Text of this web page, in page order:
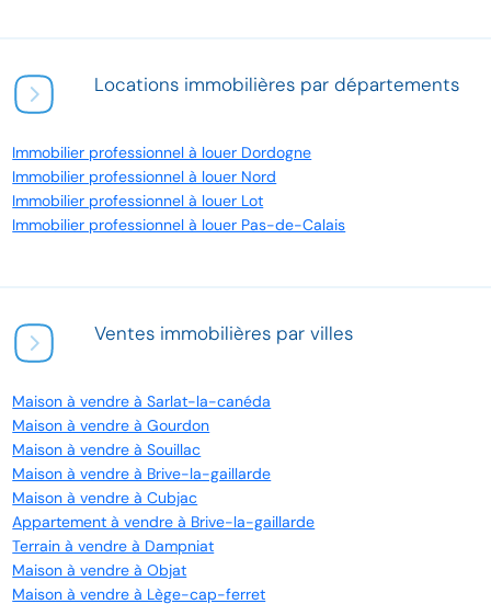
Locations immobilières par départements
Immobilier professionnel à louer Dordogne
Immobilier professionnel à louer Nord
Immobilier professionnel à louer Lot
Immobilier professionnel à louer Pas-de-Calais
Ventes immobilières par villes
Maison à vendre à Sarlat-la-canéda
Maison à vendre à Gourdon
Maison à vendre à Souillac
Maison à vendre à Brive-la-gaillarde
Maison à vendre à Cubjac
Appartement à vendre à Brive-la-gaillarde
Terrain à vendre à Dampniat
Maison à vendre à Objat
Maison à vendre à Lège-cap-ferret